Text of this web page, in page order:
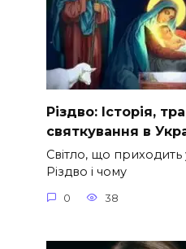
Різдво: Історія,
святкування в
Світло, що приходить
Різдво і чому
0 38